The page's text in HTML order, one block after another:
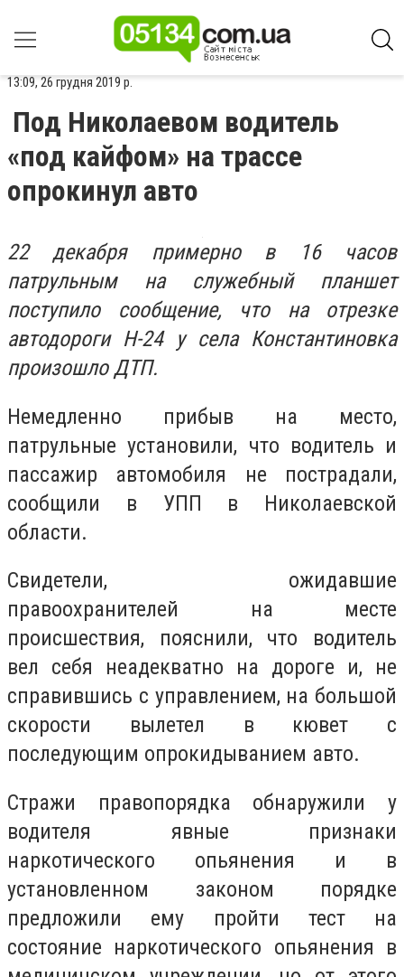
13:09, 26 грудня 2019 р.
Под Николаевом водитель
«под кайфом» на трассе
опрокинул авто
22 декабря примерно в 16 часов
патрульным на служебный планшет
поступило сообщение, что на отрезке
автодороги Н-24 у села Константиновка
произошло ДТП.
Немедленно прибыв на место,
патрульные установили, что водитель и
пассажир автомобиля не пострадали,
сообщили в УПП в Николаевской
области.
Свидетели, ожидавшие
правоохранителей на месте
происшествия, пояснили, что водитель
вел себя неадекватно на дороге и, не
справившись с управлением, на большой
скорости вылетел в кювет с
последующим опрокидыванием авто.
Стражи правопорядка обнаружили у
водителя явные признаки
наркотического опьянения и в
установленном законом порядке
предложили ему пройти тест на
состояние наркотического опьянения в